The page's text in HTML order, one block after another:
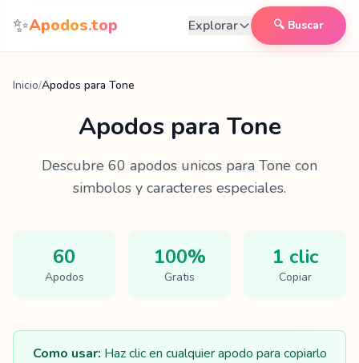
Saltar al contenido
✨Apodos.top Explorar 🔍 Buscar
Inicio/Apodos para Tone
Apodos para Tone
Descubre 60 apodos unicos para Tone con
simbolos y caracteres especiales.
60
Apodos
100%
Gratis
1 clic
Copiar
Como usar: Haz clic en cualquier apodo para copiarlo